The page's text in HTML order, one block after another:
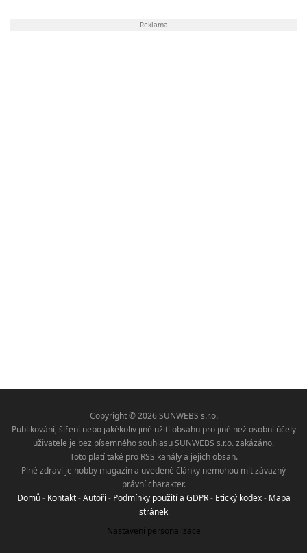
Reklama
Copyright © 2026 SUNWEBS s.r.o.
Publikování, šíření nebo jakékoliv jiné užití obsahu pro jiné než osobní účely
uživatele je bez písemného souhlasu SUNWEBS s.r.o. zakázáno.
Toto platí také pro RSS kanály a jejich obsah.
Plné zdraví je hobby magazín a uvedené články nemohou mít závazný
právní charakter.
Domů- Kontakt-Autoři - Podmínky použití a GDPR- Etický kodex- Mapa
stránek
Nastavení personalizace